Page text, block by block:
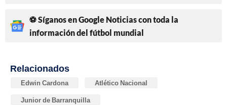
⚽ Síganos en Google Noticias con toda la
información del fútbol mundial
Relacionados
Edwin Cardona Atlético Nacional
Junior de Barranquilla